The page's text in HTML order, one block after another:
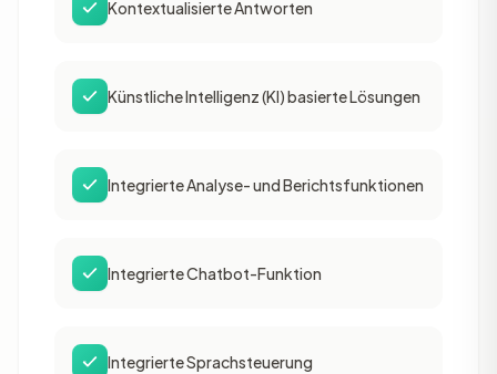
Kontextualisierte Antworten
Künstliche Intelligenz (KI) basierte Lösungen
Integrierte Analyse- und Berichtsfunktionen
Integrierte Chatbot-Funktion
Integrierte Sprachsteuerung